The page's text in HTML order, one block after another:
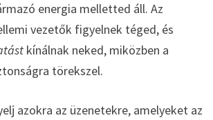
energia melletted áll. Az
vezetők figyelnek téged, és
kínálnak neked, miközben a
törekszel.
azokra az üzenetekre, amelyeket az